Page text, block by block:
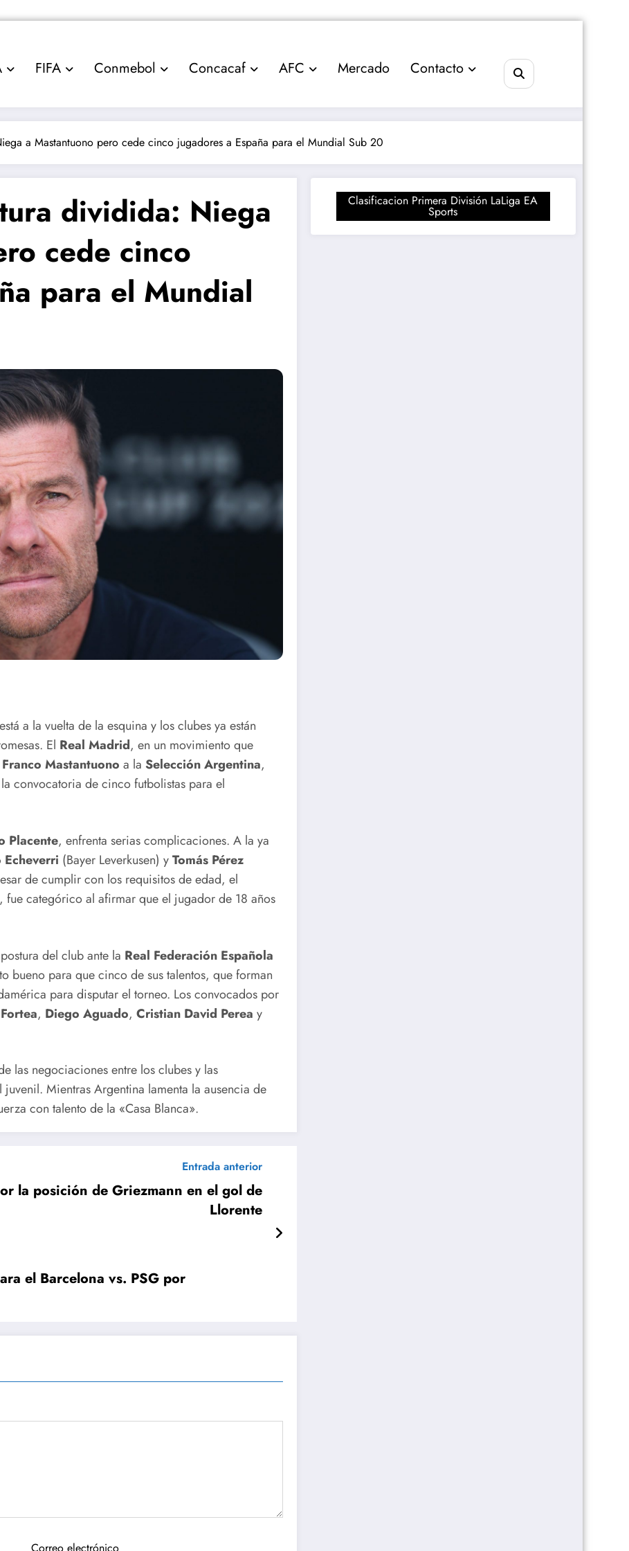
FIFA Conmebol Concacaf AFC Mercado Contacto
a Mastantuono pero cede cinco jugadores a España para el Mundial Sub 20
dividida: Niega
cede cinco
para el Mundial
está a la vuelta de la esquina y los clubes ya están
El Real Madrid, en un movimiento que
Franco Mastantuono a la Selección Argentina,
convocatoria de cinco futbolistas para el
Placente, enfrenta serias complicaciones. A la ya
(Bayer Leverkusen) yTomás Pérez
de cumplir con los requisitos de edad, el
, fue categórico al afirmar que el jugador de 18 años
del club ante la Real Federación Española
bueno para que cinco de sus talentos, que forman
para disputar el torneo. Los convocados por
, Diego Aguado, Cristian David Perea y
las negociaciones entre los clubes y las
Mientras Argentina lamenta la ausencia de
con talento de la «Casa Blanca».
Entrada anterior
la posición de Griezmann en el gol de
Llorente
el Barcelona vs. PSG por
Clasificacion Primera División LaLiga EA
Sports